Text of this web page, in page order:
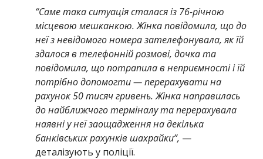
“Саме така ситуація сталася із 76-річною
місцевою мешканкою. Жінка повідомила, що до
неї з невідомого номера зателефонувала, як їй
здалося в телефонній розмові, дочка та
повідомила, що потрапила в неприємності і їй
потрібно допомогти — перерахувати на
рахунок 50 тисяч гривень. Жінка направилась
до найближчого терміналу та перерахувала
наявні у неї заощадження на декілька
банківських рахунків шахрайки”, —
деталізують у поліції.